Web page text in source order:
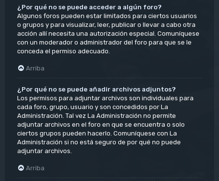
¿Por qué no se puede acceder a algún foro?
Algunos foros pueden estar limitados para ciertos usuarios
o grupos y para visualizar, leer, publicar o llevar a cabo otra
acción allí necesita una autorización especial. Comuníquese
con un moderador o administrador del foro para que se le
conceda el permiso adecuado.
Arriba
¿Por qué no se puede añadir archivos adjuntos?
Los permisos para adjuntar archivos son individuales para
cada foro, grupo, usuario y son concedidos por La
Administración. Tal vez La Administración no permite
adjuntar archivos en el foro en que se encuentra o solo
ciertos grupos pueden hacerlo. Comuníquese con La
Administración si no está seguro de por qué no puede
adjuntar archivos.
Arriba